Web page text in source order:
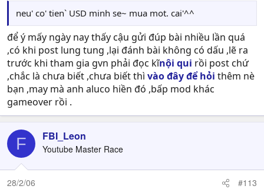
neu' co' tien` USD minh se~ mua mot. cai'^^
để ý mấy ngày nay thấy cậu gửi đúp bài nhiều lần quá
,có khi post lung tung ,lại đánh bài không có dấu ,lẽ ra
trước khi tham gia gvn phải đọc kĩnội qui rồi post chứ
,chắc là chưa biết ,chưa biết thì vào đây để hỏi thêm nè
bạn ,may mà anh aluco hiền đó ,bấp mod khác
gameover rồi .
F FBI_Leon
Youtube Master Race
28/2/06 #113